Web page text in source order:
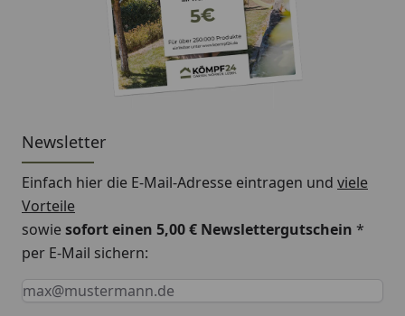
Newsletter
Einfach hier die E-Mail-Adresse eintragen und viele
Vorteile
sowiesofort einen 5,00 € Newslettergutschein *
per E-Mail sichern:
Keine Eingabe erforderlich
Eingabe erforderlich
E-Mail *